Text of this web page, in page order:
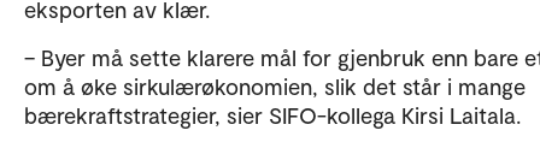
eksporten av klær.
– Byer må sette klarere mål for gjenbruk enn bare
om å øke sirkulærøkonomien, slik det står i mange
bærekraftstrategier, sier SIFO-kollega Kirsi Laitala.